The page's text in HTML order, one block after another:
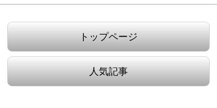
トップページ
人気記事